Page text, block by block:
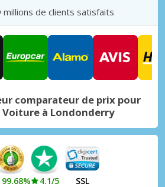
millions de clients satisfaits
comparateur de prix pour
Voiture à Londonderry
99.68% 4.1/5 SSL